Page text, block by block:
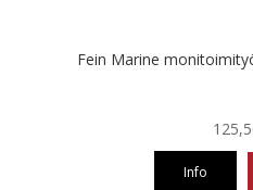
Fein Marine
Info